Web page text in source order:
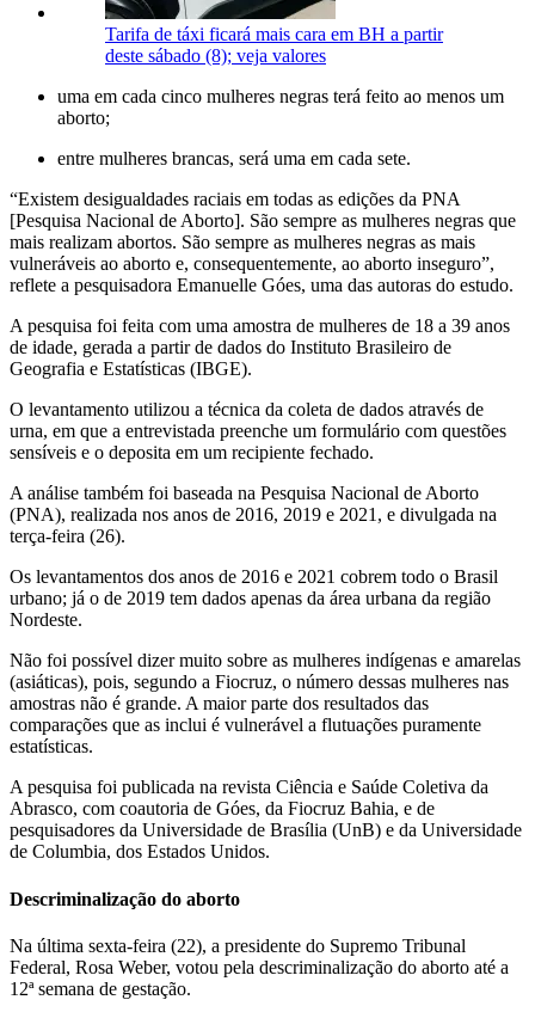
Tarifa de táxi ficará mais cara em BH a partir
deste sábado (8); veja valores
uma em cada cinco mulheres negras terá feito ao menos um
aborto;
entre mulheres brancas, será uma em cada sete.
“Existem desigualdades raciais em todas as edições da PNA
[Pesquisa Nacional de Aborto]. São sempre as mulheres negras que
mais realizam abortos. São sempre as mulheres negras as mais
vulneráveis ao aborto e, consequentemente, ao aborto inseguro”,
reflete a pesquisadora Emanuelle Góes, uma das autoras do estudo.
A pesquisa foi feita com uma amostra de mulheres de 18 a 39 anos
de idade, gerada a partir de dados do Instituto Brasileiro de
Geografia e Estatísticas (IBGE).
O levantamento utilizou a técnica da coleta de dados através de
urna, em que a entrevistada preenche um formulário com questões
sensíveis e o deposita em um recipiente fechado.
A análise também foi baseada na Pesquisa Nacional de Aborto
(PNA), realizada nos anos de 2016, 2019 e 2021, e divulgada na
terça-feira (26).
Os levantamentos dos anos de 2016 e 2021 cobrem todo o Brasil
urbano; já o de 2019 tem dados apenas da área urbana da região
Nordeste.
Não foi possível dizer muito sobre as mulheres indígenas e amarelas
(asiáticas), pois, segundo a Fiocruz, o número dessas mulheres nas
amostras não é grande. A maior parte dos resultados das
comparações que as inclui é vulnerável a flutuações puramente
estatísticas.
A pesquisa foi publicada na revista Ciência e Saúde Coletiva da
Abrasco, com coautoria de Góes, da Fiocruz Bahia, e de
pesquisadores da Universidade de Brasília (UnB) e da Universidade
de Columbia, dos Estados Unidos.
Descriminalização do aborto
Na última sexta-feira (22), a presidente do Supremo Tribunal
Federal, Rosa Weber, votou pela descriminalização do aborto até a
12ª semana de gestação.